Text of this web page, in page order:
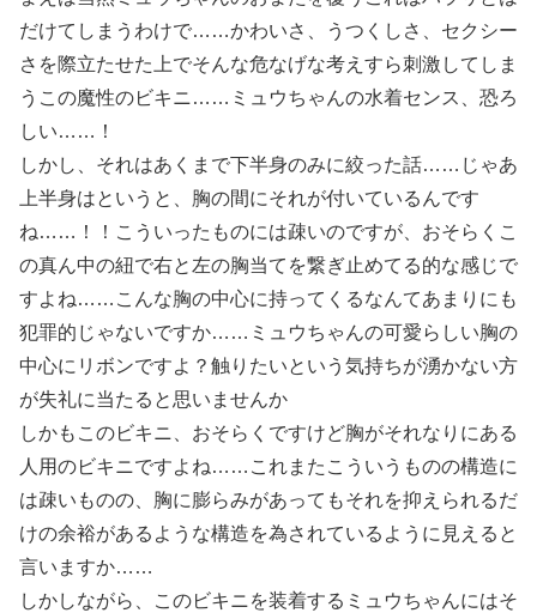
だけてしまうわけで……かわいさ、うつくしさ、セクシー
さを際立たせた上でそんな危なげな考えすら刺激してしま
うこの魔性のビキニ……ミュウちゃんの水着センス、恐ろ
しい……！
しかし、それはあくまで下半身のみに絞った話……じゃあ
上半身はというと、胸の間にそれが付いているんです
ね……！！こういったものには疎いのですが、おそらくこ
の真ん中の紐で右と左の胸当てを繋ぎ止めてる的な感じで
すよね……こんな胸の中心に持ってくるなんてあまりにも
犯罪的じゃないですか……ミュウちゃんの可愛らしい胸の
中心にリボンですよ？触りたいという気持ちが湧かない方
が失礼に当たると思いませんか
しかもこのビキニ、おそらくですけど胸がそれなりにある
人用のビキニですよね……これまたこういうものの構造に
は疎いものの、胸に膨らみがあってもそれを抑えられるだ
けの余裕があるような構造を為されているように見えると
言いますか……
しかしながら、このビキニを装着するミュウちゃんにはそ